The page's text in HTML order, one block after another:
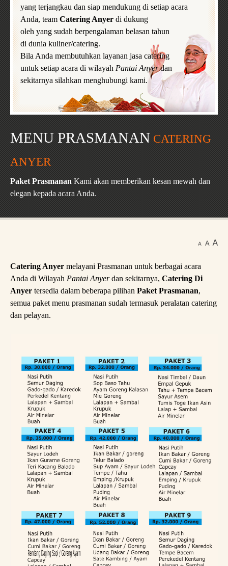
yang terjangkau dan siap mendukung di setiap acara
Anda, team Catering Anyer di dukung
oleh yang sudah berpengalaman belasan tahun
di dunia kuliner/catering.
Bila Anda membutuhkan layanan jasa catering
untuk setiap acara di wilayah Pantai Anyerdan
sekitarnya silahkan menghubungi kami.
MENU PRASMANAN CATERING
ANYER
Paket Prasmanan Kami akan memberikan kesan mewah dan
elegan kepada acara Anda.
Catering Anyer melayani Prasmanan untuk berbagai acara
Anda di Wilayah Pantai Anyerdan sekitarnya, Catering Di
Anyer tersedia dalam beberapa pilihan Paket Prasmanan,
semua paket menu prasmanan sudah termasuk peralatan catering
dan pelayan.